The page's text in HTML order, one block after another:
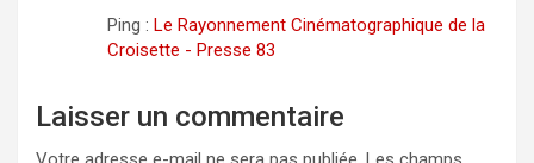
Ping : Le Rayonnement Cinématographique de la
Croisette - Presse 83
Laisser un commentaire